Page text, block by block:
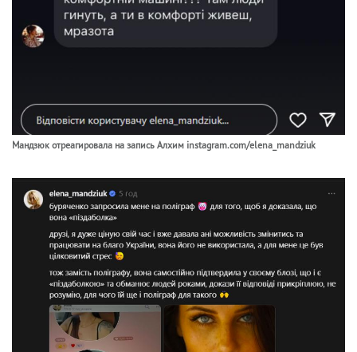
Мандзюк отреагировала на запись Алхим instagram.com/elena_mandziuk